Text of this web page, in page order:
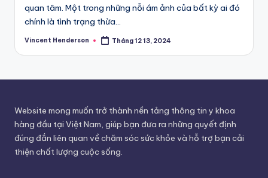
quan tâm. Một trong những nỗi ám ảnh của bất kỳ ai đó
chính là tình trạng thừa…
Posted
Vincent Henderson Tháng 12 13, 2024
Website mong muốn trở thành nền tảng thông tin y khoa
hàng đầu tại Việt Nam, giúp bạn đưa ra những quyết định
đúng đắn liên quan về chăm sóc sức khỏe và hỗ trợ bạn cải
thiện chất lượng cuộc sống.